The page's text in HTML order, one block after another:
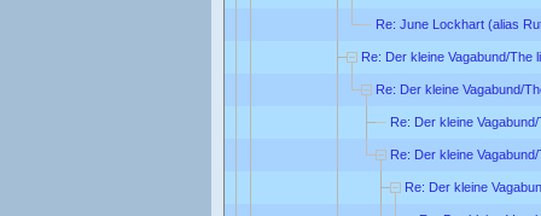
Re: June Lockhart (alias
Re: Der kleine Vagabund/The
Re: Der kleine Vagabund/
Re: Der kleine
Re: Der kleine
Re: Der kleine